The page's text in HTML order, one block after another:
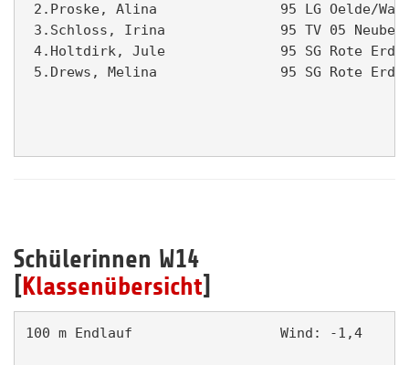
2.Proske, Alina               95 LG Oelde/
3.Schloss, Irina              95 TV 05
4.Holtdirk, Jule              95 SG Rote
5.Drews, Melina               95 SG Rote
Schülerinnen W14
[Klassenübersicht]
100 m Endlauf                  Wind: -1,4